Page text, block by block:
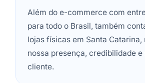
Além do e-commerce com
para todo o Brasil, também
lojas físicas em Santa
nossa presença, credibilidade e
cliente.